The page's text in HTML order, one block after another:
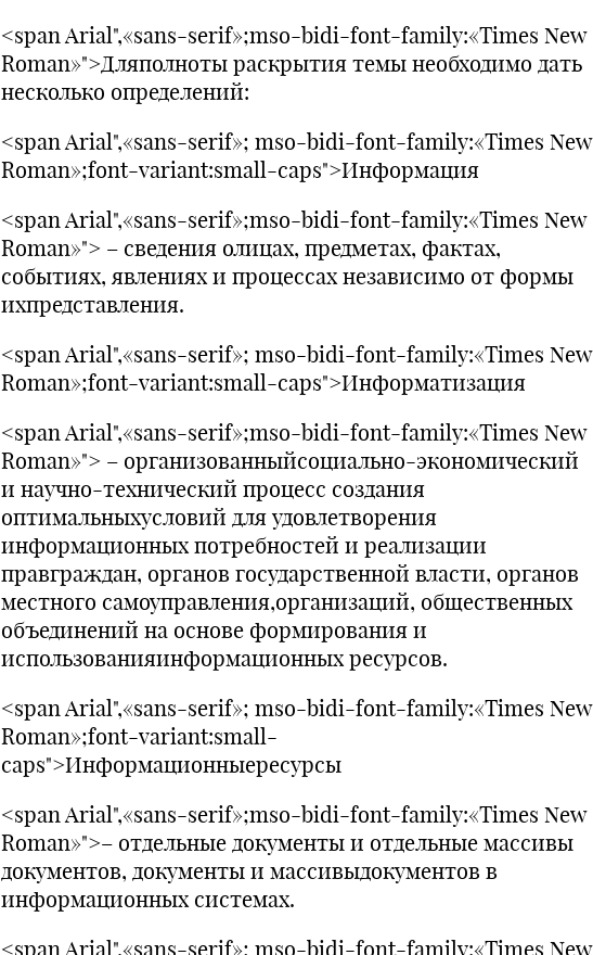
<span Arial",«sans-serif»;mso-bidi-font-family:«Times New
Roman»">Дляполноты раскрытия темы необходимо дать
несколько определений:
<span Arial",«sans-serif»; mso-bidi-font-family:«Times New
Roman»;font-variant:small-caps">Информация
<span Arial",«sans-serif»;mso-bidi-font-family:«Times New
Roman»"> – сведения олицах, предметах, фактах,
событиях, явлениях и процессах независимо от формы
ихпредставления.
<span Arial",«sans-serif»; mso-bidi-font-family:«Times New
Roman»;font-variant:small-caps">Информатизация
<span Arial",«sans-serif»;mso-bidi-font-family:«Times New
Roman»"> – организованныйсоциально-экономический
и научно-технический процесс создания
оптимальныхусловий для удовлетворения
информационных потребностей и реализации
правграждан, органов государственной власти, органов
местного самоуправления,организаций, общественных
объединений на основе формирования и
использованияинформационных ресурсов.
<span Arial",«sans-serif»; mso-bidi-font-family:«Times New
Roman»;font-variant:small-
caps">Информационныересурсы
<span Arial",«sans-serif»;mso-bidi-font-family:«Times New
Roman»">– отдельные документы и отдельные массивы
документов, документы и массивыдокументов в
информационных системах.
<span Arial",«sans-serif»; mso-bidi-font-family:«Times New